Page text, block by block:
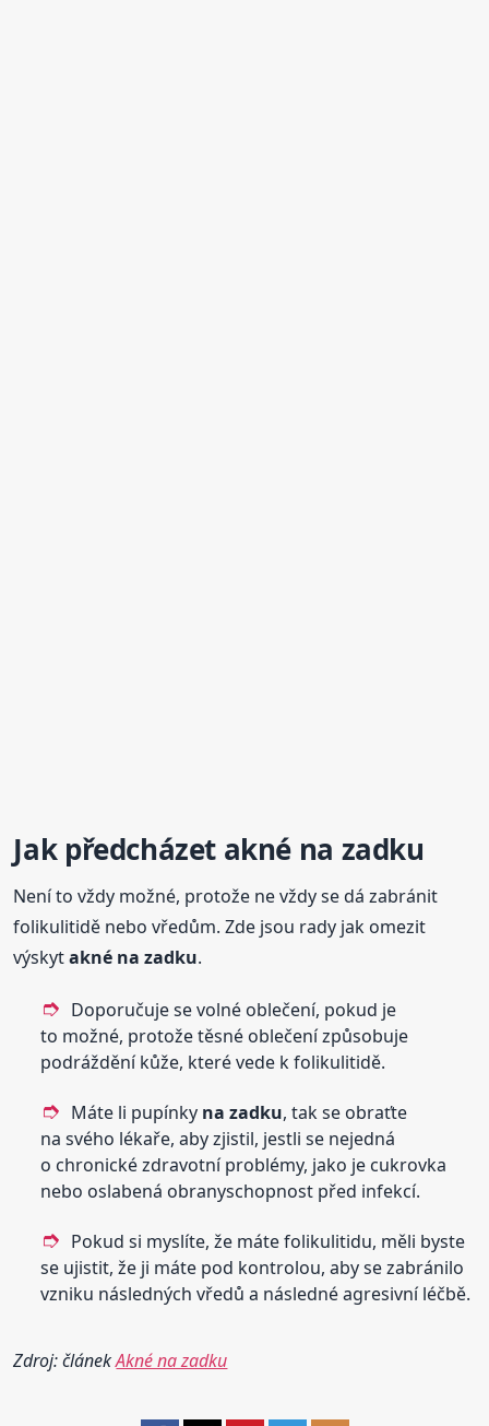
Jak předcházet akné na zadku
Není to vždy možné, protože ne vždy se dá zabránit
folikulitidě nebo vředům. Zde jsou rady jak omezit
výskytakné na zadku.
Doporučuje se volné oblečení, pokud je
to možné, protože těsné oblečení způsobuje
podráždění kůže, které vede k folikulitidě.
Máte li pupínky na zadku, tak se obraťte
na svého lékaře, aby zjistil, jestli se nejedná
o chronické zdravotní problémy, jako je cukrovka
nebo oslabená obranyschopnost před infekcí.
Pokud si myslíte, že máte folikulitidu, měli byste
se ujistit, že ji máte pod kontrolou, aby se zabránilo
vzniku následných vředů a následné agresivní léčbě.
Zdroj: článekAkné na zadku